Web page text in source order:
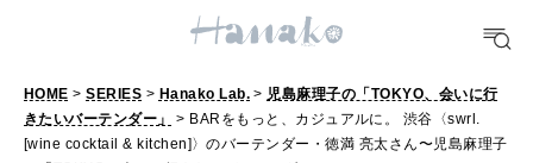
10 CATEGORIES
FOOD
おいしい
HOME >SERIES > Hanako Lab. > 児島麻理子の「TOKYO、会いに行
きたいバーテンダー」
> BARをもっと、カジュアルに。 渋谷〈swrl.
[wine cocktail & kitchen]〉のバーテンダー・徳満 亮太さん〜児島麻理子